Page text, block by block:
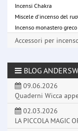
Incensi Chakra
Miscele d'incenso del
Incenso monastero greco
Accessori per
BLOG
09.06.2026
Quaderni Wicca
02.03.2026
LA PICCOLA MAGIC